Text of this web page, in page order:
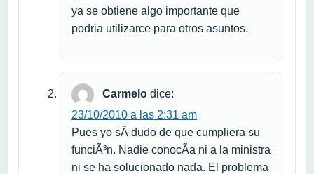
ya se obtiene algo importante que
podria utilizarce para otros asuntos.
Carmelo dice:
23/10/2010 a las 2:31 am
Pues yo sÃ­ dudo de que cumpliera su
funciÃ³n. Nadie conocÃ­a ni a la ministra
ni se ha solucionado nada. El problema